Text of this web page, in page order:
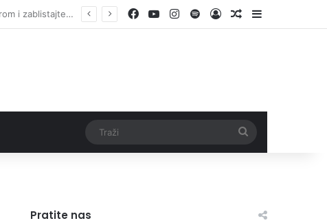
Facebook
YouTubeInstagram
SpotifyLog InRandom Article
Sidebar
Pratite nas